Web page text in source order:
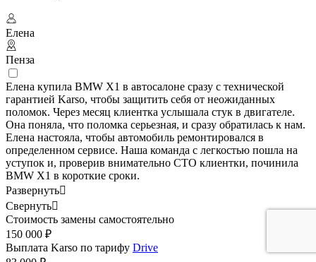
Елена
Пенза
Елена купила BMW X1 в автосалоне сразу с технической
гарантией Karso, чтобы защитить себя от неожиданных
поломок. Через месяц клиентка услышала стук в двигателе.
Она поняла, что поломка серьезная, и сразу обратилась к нам.
Елена настояла, чтобы автомобиль ремонтировался в
определенном сервисе. Наша команда с легкостью пошла на
уступок и, проверив внимательно СТО клиентки, починила
BMW X1 в короткие сроки.
Развернуть
Свернуть
Стоимость замены самостоятельно
150 000 ₽
Выплата Karso по тарифу Drive